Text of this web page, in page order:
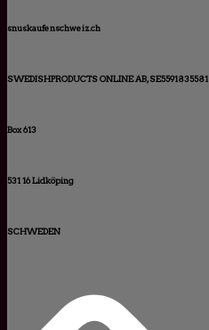
snuskaufenschweiz.ch
SWEDISHPRODUCTS ONLINE AB, SE5591835581
Box 613
531 16 Lidköping
SCHWEDEN